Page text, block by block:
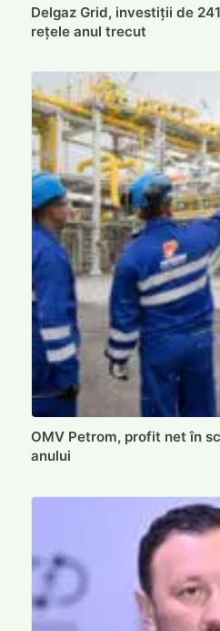
Delgaz Grid, investiții de
rețele anul trecut
OMV Petrom, profit net în
anului